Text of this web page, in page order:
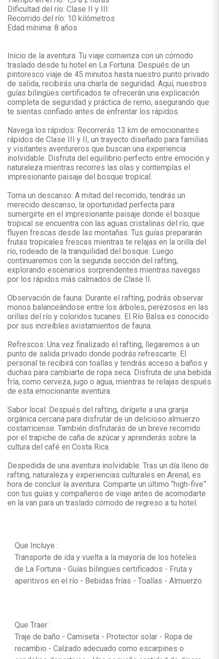
Dificultad del río: Clase II y III
Recorrido del río: 10 kilómetros
Edad mínima: 8 años
Inicio de la aventura: Tu viaje comienza con un cómodo
traslado desde tu hotel en La Fortuna. Después de un
pintoresco viaje de 45 minutos hasta nuestro punto privado
de salida, recibirás una charla de seguridad. Aquí, nuestros
guías bilingües certificados te ofrecerán una explicación
completa de seguridad y práctica de remo, asegurando que
te sientas confiado antes de enfrentar los rápidos.
Navega los rápidos: Recorrerás 13 km de emocionantes
rápidos de Clase III y II, un trayecto diseñado para familias
y visitantes aventureros que buscan una experiencia
inolvidable. Disfruta del equilibrio perfecto entre emoción y
naturaleza mientras recorres las olas y contemplas el
impresionante paisaje del bosque tropical.
Toma un descanso: A mitad del recorrido, tendrás un
merecido descanso, la oportunidad perfecta para
sumergirte en el impresionante paisaje donde el bosque
tropical se encuentra con las aguas cristalinas del río, que
fluyen frescas desde las montañas. Tus guías prepararán
frutas tropicales frescas mientras te relajas en la orilla del
río, rodeado de la tranquilidad del bosque. Luego
continuaremos con la segunda sección del rafting,
explorando escenarios sorprendentes mientras navegas
por los rápidos más calmados de Clase II.
Observación de fauna: Durante el rafting, podrás observar
monos balanceándose entre los árboles, perezosos en las
orillas del río y coloridos tucanes. El Río Balsa es conocido
por sus increíbles avistamientos de fauna.
Refrescos: Una vez finalizado el rafting, llegaremos a un
punto de salida privado donde podrás refrescarte. El
personal te recibirá con toallas y tendrás acceso a baños y
duchas para cambiarte de ropa seca. Disfruta de una bebida
fría, como cerveza, jugo o agua, mientras te relajas después
de esta emocionante aventura.
Sabor local: Después del rafting, dirígete a una granja
orgánica cercana para disfrutar de un delicioso almuerzo
costarricense. También disfrutarás de un breve recorrido
por el trapiche de caña de azúcar y aprenderás sobre la
cultura del café en Costa Rica.
Despedida de una aventura inolvidable: Tras un día lleno de
rafting, naturaleza y experiencias culturales en Arenal, es
hora de concluir la aventura. Comparte un último “high-five”
con tus guías y compañeros de viaje antes de acomodarte
en la van para un traslado cómodo de regreso a tu hotel.
Que Incluye :
Transporte de ida y vuelta a la mayoría de los hoteles
de La Fortuna - Guías bilingües certificados - Fruta y
aperitivos en el río - Bebidas frías - Toallas - Almuerzo
Que Traer :
Traje de baño - Camiseta - Protector solar - Ropa de
recambio - Calzado adecuado como escarpines o